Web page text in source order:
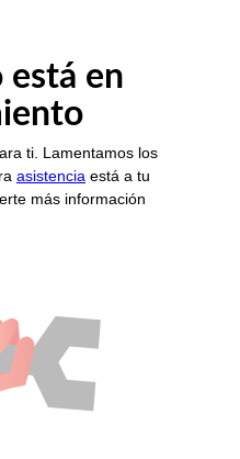
está en
ti. Lamentamos los
asistencia está a tu
más información